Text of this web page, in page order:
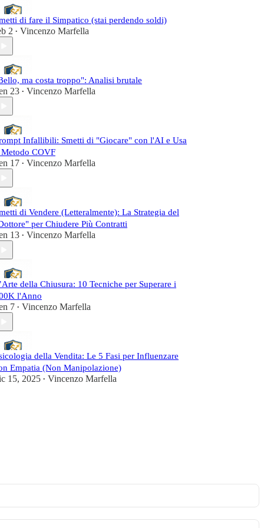
di fare il Simpatico (stai perdendo soldi)
2 • Vincenzo Marfella
ma costa troppo": Analisi brutale
23 • Vincenzo Marfella
Infallibili: Smetti di "Giocare" con l'AI e Usa
COVF
17 • Vincenzo Marfella
di Vendere (Letteralmente): La Strategia del
per Chiudere Più Contratti
13 • Vincenzo Marfella
della Chiusura: 10 Tecniche per Superare i
l'Anno
7 • Vincenzo Marfella
della Vendita: Le 5 Fasi per Influenzare
Empatia (Non Manipolazione)
15, 2025 • Vincenzo Marfella